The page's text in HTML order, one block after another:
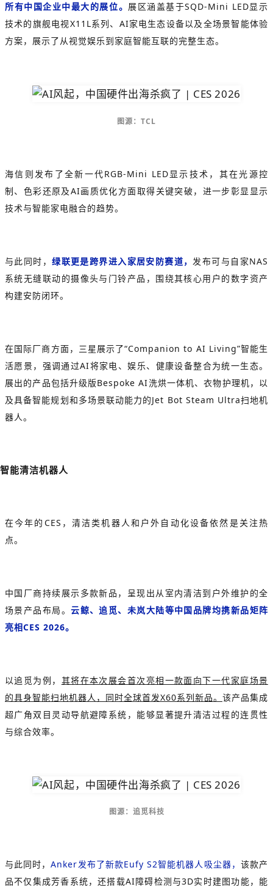
所有中国企业中最大的展位。 展区涵盖基于SQD‑Mini LED显示
技术的旗舰电视X11L系列、AI家电生态设备以及全场景智能体验
方案，展示了从视觉娱乐到家庭智能互联的完整生态。
图源：TCL
海信则发布了全新一代RGB‑Mini LED显示技术，其在光源控
制、色彩还原及AI画质优化方面取得关键突破，进一步彰显显示
技术与智能家电融合的趋势。
与此同时，绿联更是跨界进入家居安防赛道， 发布可与自家NAS
系统无缝联动的摄像头与门铃产品，围绕其核心用户的数字资产
构建安防闭环。
在国际厂商方面，三星展示了“Companion to AI Living”智能生
活愿景，强调通过AI将家电、娱乐、健康设备整合为统一生态。
展出的产品包括升级版Bespoke AI洗烘一体机、衣物护理机，以
及具备智能规划和多场景联动能力的Jet Bot Steam Ultra扫地机
器人。
智能清洁机器人
在今年的CES，清洁类机器人和户外自动化设备依然是关注热
点。
中国厂商持续展示多款新品，呈现出从室内清洁到户外维护的全
场景产品布局。云鲸、追觅、未岚大陆等中国品牌均携新品矩阵
亮相CES 2026。
以追觅为例， 其将在本次展会首次亮相一款面向下一代家庭场景
的具身智能扫地机器人，同时全球首发X60系列新品。 该产品集成
超广角双目灵动导航避障系统，能够显著提升清洁过程的连贯性
与综合效率。
图源：追觅科技
与此同时，Anker发布了新款Eufy S2智能机器人吸尘器， 该款产
品不仅集成芳香系统，还搭载AI障碍检测与3D实时建图功能，能